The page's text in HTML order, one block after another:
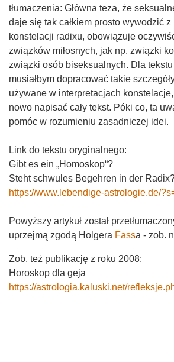
tłumaczenia: Główna teza, że
daje się tak całkiem prosto wywodzić
konstelacji radixu, obowiązuje
związków miłosnych, jak np. związki
związki osób biseksualnych. Dla
musiałbym dopracować takie
używane w interpretacjach
nowo napisać cały tekst. Póki co, ta
pomóc w rozumieniu zasadniczej idei.
Link do tekstu oryginalnego:
Gibt es ein „Homoskop“?
Steht schwules Begehren in der
https://www.lebendige-astrologie.de/
Powyższy artykuł został
uprzejmą zgodą Holgera Fassa - zob.
Zob. też publikację z roku 2008:
Horoskop dla geja
https://astrologia.kaluski.net/